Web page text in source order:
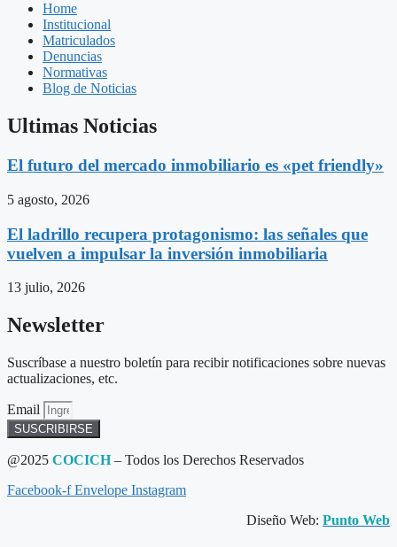
Home
Institucional
Matriculados
Denuncias
Normativas
Blog de Noticias
Ultimas Noticias
El futuro del mercado inmobiliario es «pet friendly»
5 agosto, 2026
El ladrillo recupera protagonismo: las señales que
vuelven a impulsar la inversión inmobiliaria
13 julio, 2026
Newsletter
Suscríbase a nuestro boletín para recibir notificaciones sobre nuevas
actualizaciones, etc.
Email
SUSCRIBIRSE
@2025 COCICH– Todos los Derechos Reservados
Facebook-f Envelope Instagram
Diseño Web: Punto Web